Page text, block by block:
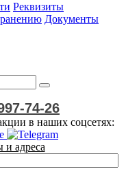
Реквизиты
Документы
74-26
в наших соцсетях:
и адреса